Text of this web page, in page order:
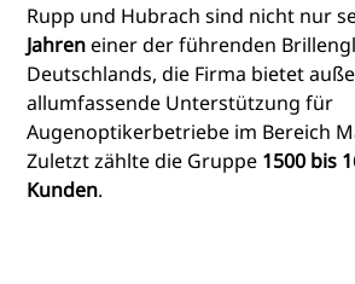
Rupp und Hubrach sind nicht nur
Jahreneiner der führenden
Deutschlands, die Firma bietet
allumfassende Unterstützung für
Augenoptikerbetriebe im Bereich
Zuletzt zählte die Gruppe 1500 bis
Kunden.